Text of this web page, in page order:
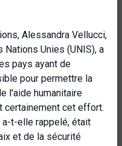
Alessandra Vellucci,
Unies (UNIS), a
pays ayant de
pour permettre la
l'aide humanitaire
certainement cet effort.
a-t-elle rappelé, était
et de la sécurité